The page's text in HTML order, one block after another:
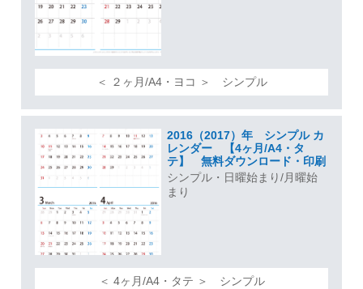
＜ ２ヶ月/A4・ヨコ ＞ シンプル
2016（2017）年 シンプル カ
レンダー 【4ヶ月/A4・タ
テ】 無料ダウンロード・印刷
シンプル・日曜始まり/月曜始
まり
＜ 4ヶ月/A4・タテ ＞ シンプル